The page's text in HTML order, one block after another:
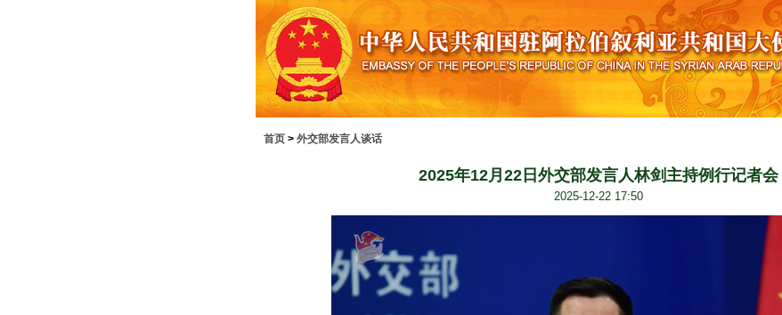
首页 > 外交部发言人谈话
2025年12月22日外交部发言人林剑主持例行记者会
2025-12-22 17:50